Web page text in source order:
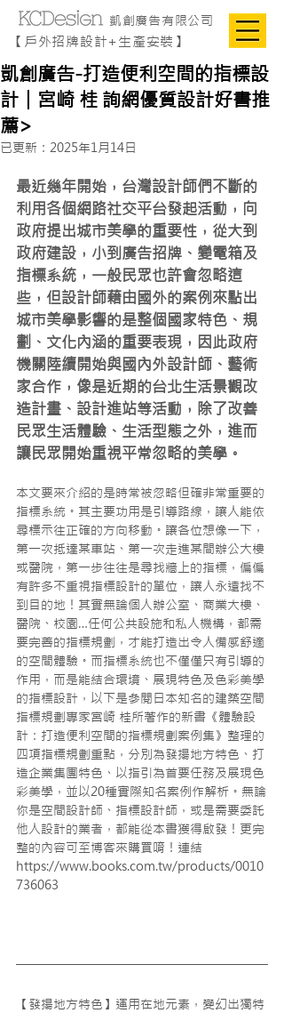
凱創廣告有限公司
【戶外招牌設計+生產安裝】
凱創廣告-打造便利空間的指標設
計︱宮崎 桂 詢網優質設計好書推
薦>
已更新： 2025年1月14日
最近幾年開始，台灣設計師們不斷的
利用各個網路社交平台發起活動，向
政府提出城市美學的重要性，從大到
政府建設，小到廣告招牌、變電箱及
指標系統，一般民眾也許會忽略這
些，但設計師藉由國外的案例來點出
城市美學影響的是整個國家特色、規
劃、文化內涵的重要表現，因此政府
機關陸續開始與國內外設計師、藝術
家合作，像是近期的台北生活景觀改
造計畫、設計進站等活動，除了改善
民眾生活體驗、生活型態之外，進而
讓民眾開始重視平常忽略的美學。
本文要來介紹的是時常被忽略但確非常重要的
指標系統。其主要功用是引導路線，讓人能依
尋標示往正確的方向移動。讓各位想像一下，
第一次抵達某車站、第一次走進某間辦公大樓
或醫院，第一步往往是尋找牆上的指標，偏偏
有許多不重視指標設計的單位，讓人永遠找不
到目的地！其實無論個人辦公室、商業大樓、
醫院、校園…任何公共設施和私人機構，都需
要完善的指標規劃，才能打造出令人備感舒適
的空間體驗。而指標系統也不僅僅只有引導的
作用，而是能結合環境、展現特色及色彩美學
的指標設計，以下是參閱日本知名的建築空間
指標規劃專家宮崎 桂所著作的新書《體驗設
計：打造便利空間的指標規劃案例集》整理的
四項指標規劃重點，分別為發揚地方特色、打
造企業集團特色、以指引為首要任務及展現色
彩美學，並以20種實際知名案例作解析。無論
你是空間設計師、指標設計師，或是需要委託
他人設計的業者，都能從本書獲得啟發！更完
整的內容可至博客來購買唷！連結
https://www.books.com.tw/products/0010
736063
【發揚地方特色】運用在地元素，變幻出獨特